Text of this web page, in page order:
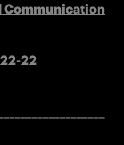
Communication
22